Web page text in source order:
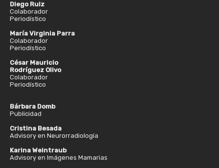
Diego Ruiz
Colaborador
Periodístico
María Virginia Parra
Colaborador
Periodístico
César Mauricio
Rodríguez Olivo
Colaborador
Periodístico
Bárbara Domb
Publicidad
Cristina Besada
Advisory en Neurorradiología
Karina Weintraub
Advisory en Imágenes Mamarias